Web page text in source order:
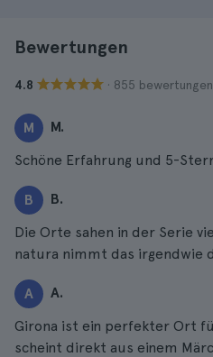
Bewertungen
4.8 · 855 bewertungen
M M.
Schöne Erfahrung und 5-
B B.
Die Orte sahen in der Serie
natura nimmt das irgendwie
A A.
Girona ist ein perfekter Ort
scheint direkt aus einem